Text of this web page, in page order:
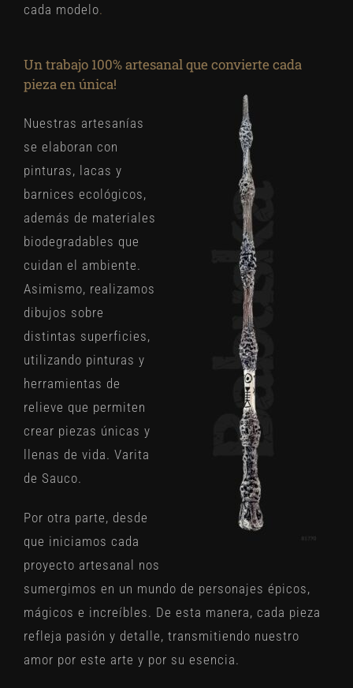
cada modelo.
Un trabajo 100% artesanal que convierte cada
pieza en única!
Nuestras artesanías
se elaboran con
pinturas, lacas y
barnices ecológicos,
además de materiales
biodegradables que
cuidan el ambiente.
Asimismo, realizamos
dibujos sobre
distintas superficies,
utilizando pinturas y
herramientas de
relieve que permiten
crear piezas únicas y
llenas de vida. Varita
de Sauco.
Por otra parte, desde
que iniciamos cada
proyecto artesanal nos
sumergimos en un mundo de personajes épicos,
mágicos e increíbles. De esta manera, cada pieza
refleja pasión y detalle, transmitiendo nuestro
amor por este arte y por su esencia.